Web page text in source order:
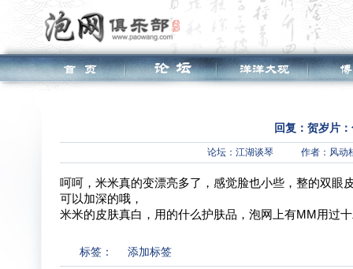
回复：贺岁片
论坛： 江湖谈琴 作者：风动
呵呵，米米真的变漂亮多了，感觉脸也小些，整的双眼
可以加深的哦，
米米的皮肤真白，用的什么护肤品，泡网上有MM用过
标签： 添加标签